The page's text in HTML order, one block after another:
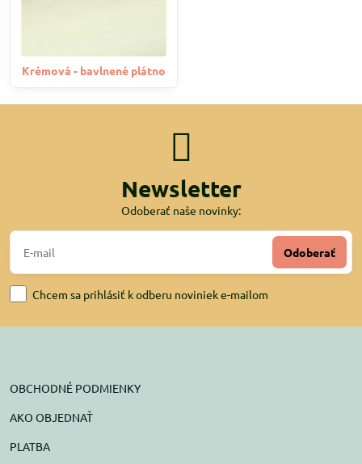
Krémová - bavlnené plátno
Newsletter
Odoberať naše novinky:
Odoberať
Chcem sa prihlásiť k odberu noviniek e-mailom
OBCHODNÉ PODMIENKY
AKO OBJEDNAŤ
PLATBA